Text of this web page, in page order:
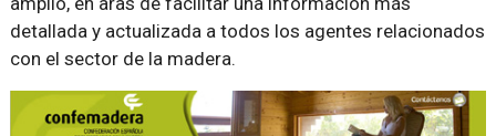
detallada y actualizada a todos los agentes relacionados
con el sector de la madera.